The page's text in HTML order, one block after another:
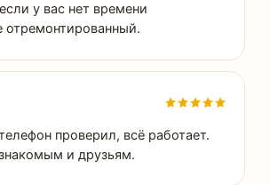
у вас нет времени
отремонтированный.
проверил, всё работает.
и друзьям.